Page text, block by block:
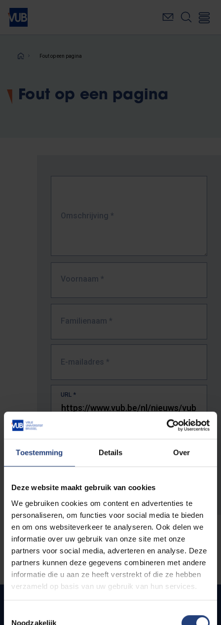
Toestemming Details Over
Deze website maakt gebruik van cookies
We gebruiken cookies om content en advertenties te
personaliseren, om functies voor social media te bieden
en om ons websiteverkeer te analyseren. Ook delen we
informatie over uw gebruik van onze site met onze
partners voor social media, adverteren en analyse. Deze
partners kunnen deze gegevens combineren met andere
informatie die u aan ze heeft verstrekt of die ze hebben
verzameld op basis van uw gebruik van hun services.
Noodzakelijk
Overslaan
naar
inhoudKruimelpad
Fout op een pagina
Fout op een pagina
Omschrijving *
Voornaam *
Familienaam *
E-mailadres *
URL *
De volledige URL van de pagina waar je de fout zag.
Snel naar